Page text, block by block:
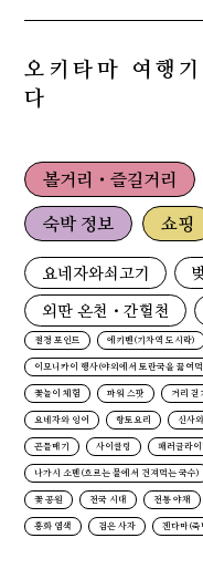
오키타마 여행
다
볼거리・즐길거리
숙박 정보 쇼핑
요네자와쇠고기
외딴 온천・간헐천
절경 포인트 에키벤(기차역 도시락)
이모니카이 행사(야외에서 토란국을 끓여
꽃놀이 체험 파워 스팟 거리 걷
요네자와 잉어 향토요리 신사
곤들매기 사이클링 패러글라이
나가시 소멘(흐르는 물에서 건져먹는 국수)
꽃 공원 전국 시대 전통 야채
홍화 염색 검은 사자 겐다마(죽